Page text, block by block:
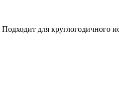
для круглогодичного